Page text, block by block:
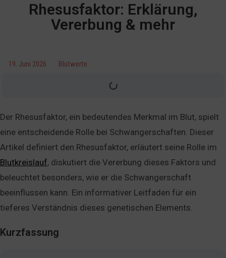
Rhesusfaktor: Erklärung,
Vererbung & mehr
19. Juni 2026 Blutwerte
Der Rhesusfaktor, ein bedeutendes Merkmal im Blut, spielt
eine entscheidende Rolle bei Schwangerschaften. Dieser
Artikel definiert den Rhesusfaktor, erläutert seine Rolle im
Blutkreislauf, diskutiert die Vererbung dieses Faktors und
beleuchtet besonders, wie er die Schwangerschaft
beeinflussen kann. Ein informativer Leitfaden für ein
tieferes Verständnis dieses genetischen Elements.
Kurzfassung